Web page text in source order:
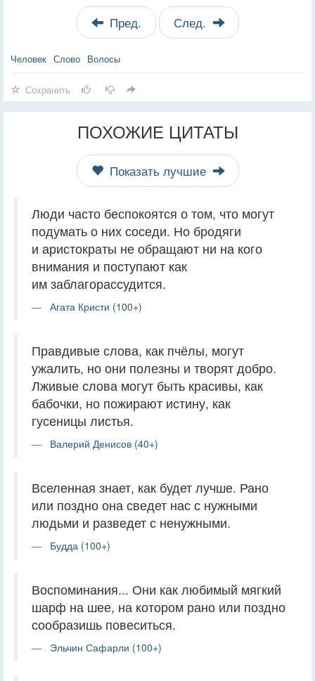
Пред. След.
Человек Слово Волосы
Сохранить
ПОХОЖИЕ ЦИТАТЫ
Показать лучшие
Люди часто беспокоятся о том, что могут
подумать о них соседи. Но бродяги
и аристократы не обращают ни на кого
внимания и поступают как
им заблагорассудится.
Агата Кристи (100+)
Правдивые слова, как пчёлы, могут
ужалить, но они полезны и творят добро.
Лживые слова могут быть красивы, как
бабочки, но пожирают истину, как
гусеницы листья.
Валерий Денисов (40+)
Вселенная знает, как будет лучше. Рано
или поздно она сведет нас с нужными
людьми и разведет с ненужными.
Будда (100+)
Воспоминания... Они как любимый мягкий
шарф на шее, на котором рано или поздно
сообразишь повеситься.
Эльчин Сафарли (100+)